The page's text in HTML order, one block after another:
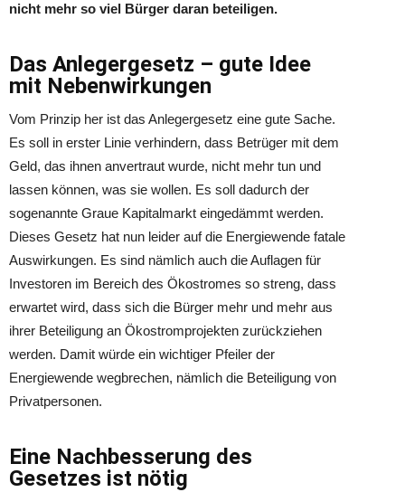
nicht mehr so viel Bürger daran beteiligen.
Das Anlegergesetz – gute Idee
mit Nebenwirkungen
Vom Prinzip her ist das Anlegergesetz eine gute Sache.
Es soll in erster Linie verhindern, dass Betrüger mit dem
Geld, das ihnen anvertraut wurde, nicht mehr tun und
lassen können, was sie wollen. Es soll dadurch der
sogenannte Graue Kapitalmarkt eingedämmt werden.
Dieses Gesetz hat nun leider auf die Energiewende fatale
Auswirkungen. Es sind nämlich auch die Auflagen für
Investoren im Bereich des Ökostromes so streng, dass
erwartet wird, dass sich die Bürger mehr und mehr aus
ihrer Beteiligung an Ökostromprojekten zurückziehen
werden. Damit würde ein wichtiger Pfeiler der
Energiewende wegbrechen, nämlich die Beteiligung von
Privatpersonen.
Eine Nachbesserung des
Gesetzes ist nötig